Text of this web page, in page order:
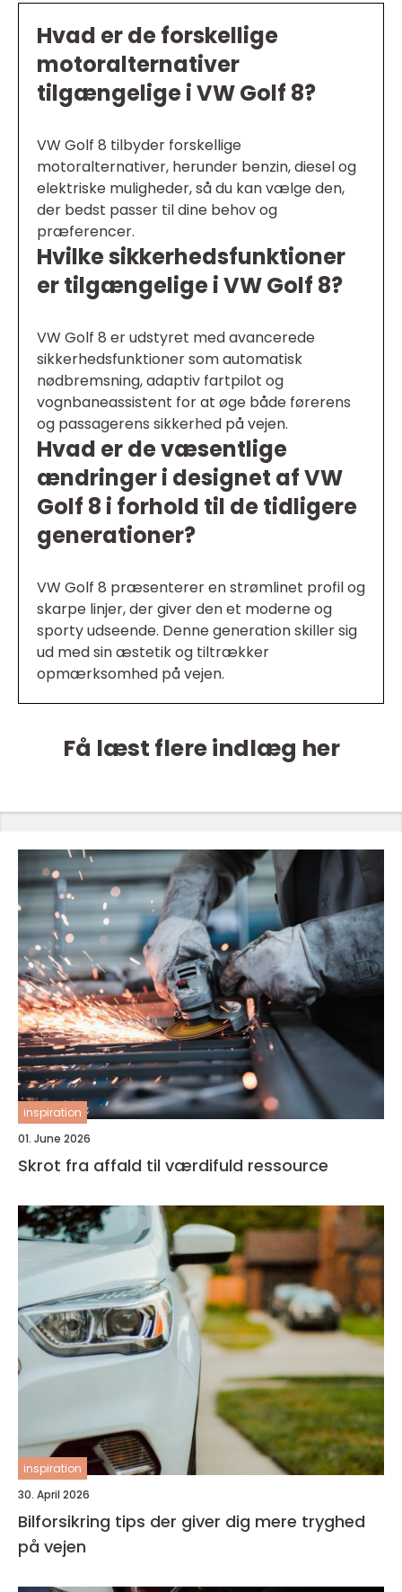
Hvad er de forskellige
motoralternativer
tilgængelige i VW Golf 8?
VW Golf 8 tilbyder forskellige
motoralternativer, herunder benzin, diesel og
elektriske muligheder, så du kan vælge den,
der bedst passer til dine behov og
præferencer.
Hvilke sikkerhedsfunktioner
er tilgængelige i VW Golf 8?
VW Golf 8 er udstyret med avancerede
sikkerhedsfunktioner som automatisk
nødbremsning, adaptiv fartpilot og
vognbaneassistent for at øge både førerens
og passagerens sikkerhed på vejen.
Hvad er de væsentlige
ændringer i designet af VW
Golf 8 i forhold til de tidligere
generationer?
VW Golf 8 præsenterer en strømlinet profil og
skarpe linjer, der giver den et moderne og
sporty udseende. Denne generation skiller sig
ud med sin æstetik og tiltrækker
opmærksomhed på vejen.
Få læst flere indlæg her
inspiration
01. June 2026
Skrot fra affald til værdifuld ressource
inspiration
30. April 2026
Bilforsikring tips der giver dig mere tryghed
på vejen